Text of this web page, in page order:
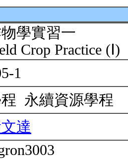
學實習一
Crop Practice (Ⅰ)
1
永續資源學程
達